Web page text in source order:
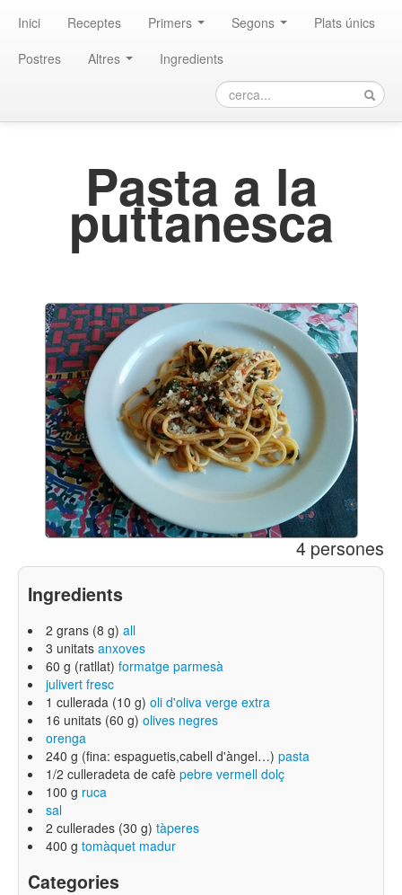
Inici Receptes Primers Segons
Plats únics
Postres
Altres Ingredients
Pasta a la
puttanesca
4 persones
Ingredients
2 grans (8 g) all
3 unitats anxoves
60 g (ratllat) formatge parmesà
julivert fresc
1 cullerada (10 g) oli d'oliva verge extra
16 unitats (60 g) olives negres
orenga
240 g (fina: espaguetis,cabell d'àngel…) pasta
1/2 culleradeta de cafè pebre vermell dolç
100 g ruca
sal
2 cullerades (30 g) tàperes
400 g tomàquet madur
Categories